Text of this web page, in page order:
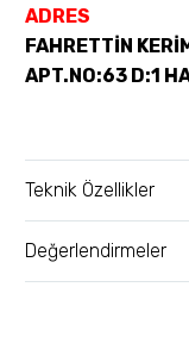
ADRES
FAHRETTİN
APT.NO:63 D:1
Teknik Özellikler
Değerlendirmeler